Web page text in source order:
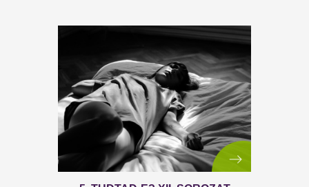
KULCS AZ IMMUNRENDSZERHEZ